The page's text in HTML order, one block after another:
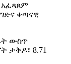
አፈጻጸም
ቀጣናዊ
ውስጥ
ታቅዶ፣ 8.71